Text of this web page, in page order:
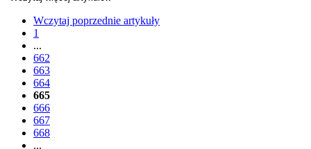
Wczytaj poprzednie artykuły
1
...
662
663
664
665
666
667
668
...